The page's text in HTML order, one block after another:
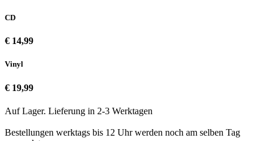
CD
€ 14,99
Vinyl
€ 19,99
Auf Lager. Lieferung in 2-3 Werktagen
Bestellungen werktags bis 12 Uhr werden noch am selben Tag